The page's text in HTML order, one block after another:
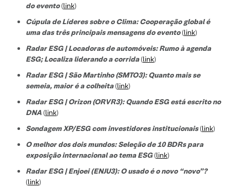
do evento(link)
Cúpula de Líderes sobre o Clima: Cooperação global é
uma das três principais mensagens do evento(link)
Radar ESG | Locadoras de automóveis: Rumo à agenda
ESG; Localiza liderando a corrida(link)
Radar ESG | São Martinho (SMTO3): Quanto mais se
semeia, maior é a colheita(link)
Radar ESG | Orizon (ORVR3): Quando ESG está escrito no
DNA(link)
Sondagem XP/ESG com investidores institucionais(link)
O melhor dos dois mundos: Seleção de 10 BDRs para
exposição internacional ao tema ESG(link)
Radar ESG | Enjoei (ENJU3): O usado é o novo “novo”?
(link)